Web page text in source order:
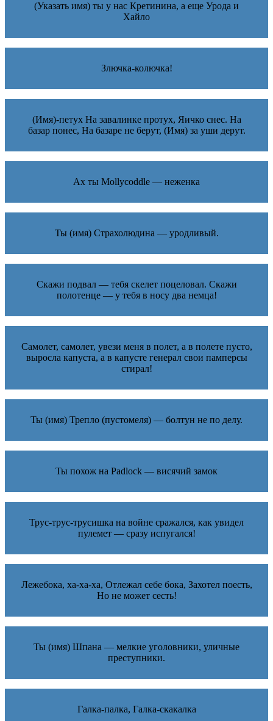
(Указать имя) ты у нас Кретинина, а еще Урода и
Хайло
Злючка-колючка!
(Имя)-петух На завалинке протух, Яичко снес. На
базар понес, На базаре не берут, (Имя) за уши дерут.
Ах ты Mollycoddle — неженка
Ты (имя) Страхолюдина — уродливый.
Скажи подвал — тебя скелет поцеловал. Скажи
полотенце — у тебя в носу два немца!
Самолет, самолет, увези меня в полет, а в полете пусто,
выросла капуста, а в капусте генерал свои памперсы
стирал!
Ты (имя) Трепло (пустомеля) — болтун не по делу.
Ты похож на Padlock — висячий замок
Трус-трус-трусишка на войне сражался, как увидел
пулемет — сразу испугался!
Лежебока, ха-ха-ха, Отлежал себе бока, Захотел поесть,
Но не может сесть!
Ты (имя) Шпана — мелкие уголовники, уличные
преступники.
Галка-палка, Галка-скакалка